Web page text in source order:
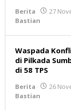
Berita 27
Bastian
Waspada
di Pilkada
di 58 TPS
Berita 26
Bastian